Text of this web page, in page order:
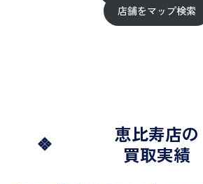
店舗をマップ検索
恵比寿店の
買取実績